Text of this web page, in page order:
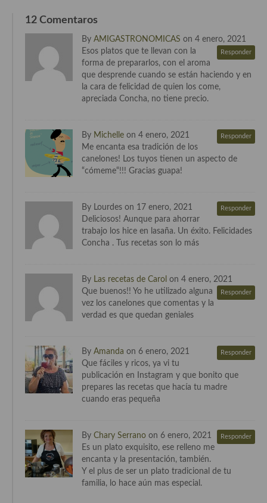
Cocina callejera
Cocinas de España
Cocina Aragonesa
Cocina Asturiana
Cocina Balear
Cocina Canaria
Cocina Castellana
Cocina Castilla – La Mancha
Cocina Catalana
Cocina Extremeña
Cocina Gallega
Cocina Madrileña
Cocina Murciana
Cocina Navarra
Cocina Valenciana
Cocina Vasca
12 Comentaros
By AMIGASTRONOMICAS on 4 enero, 2021
Responder
Esos platos que te llevan con la
forma de prepararlos, con el aroma
que desprende cuando se están haciendo y en
la cara de felicidad de quien los come,
apreciada Concha, no tiene precio.
By Michelle on 4 enero, 2021 Responder
Me encanta esa tradición de los
canelones! Los tuyos tienen un aspecto de
“cómeme“!!! Gracias guapa!
By Lourdes on 17 enero, 2021 Responder
Deliciosos! Aunque para ahorrar
trabajo los hice en lasaña. Un éxito. Felicidades
Concha . Tus recetas son lo más
By Las recetas de Carol on 4 enero, 2021
Responder
Que buenos!! Yo he utilizado alguna
vez los canelones que comentas y la
verdad es que quedan geniales
By Amanda on 6 enero, 2021 Responder
Que fáciles y ricos, ya vi tu
publicación en Instagram y que bonito que
prepares las recetas que hacía tu madre
cuando eras pequeña
By Chary Serrano on 6 enero, 2021 Responder
Es un plato exquisito, ese relleno me
encanta y la presentación, también.
Y el plus de ser un plato tradicional de tu
familia, lo hace aún mas especial.